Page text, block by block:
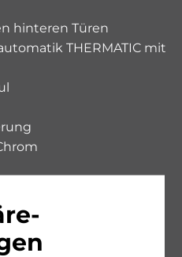
hinteren Türen
THERMATIC mit
Scheinwerfer